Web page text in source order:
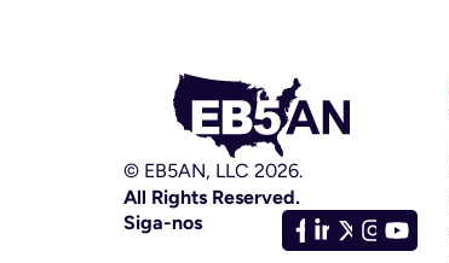
© EB5AN, LLC 2026.
All Rights Reserved.
Siga-nos